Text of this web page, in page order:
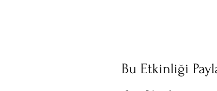
Bu Etkinliği